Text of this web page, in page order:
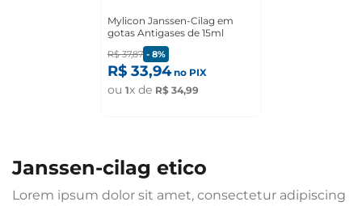
Mylicon Janssen-Cilag em
gotas Antigases de 15ml
R$ 37,87 - 8%
R$ 33,94no PIX
ou 1x de R$ 34,99
janssen-cilag etico
Lorem ipsum dolor sit amet, consectetur adipiscing